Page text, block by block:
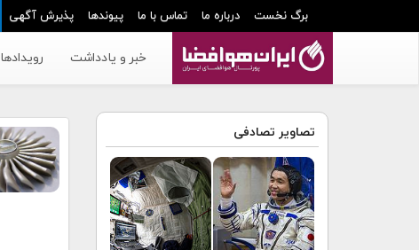
برگ نخست درباره ما تماس با ما پیوندها پذیرش آگهی
خبر و یادداشت رویدادها
تصاویر تصادفی